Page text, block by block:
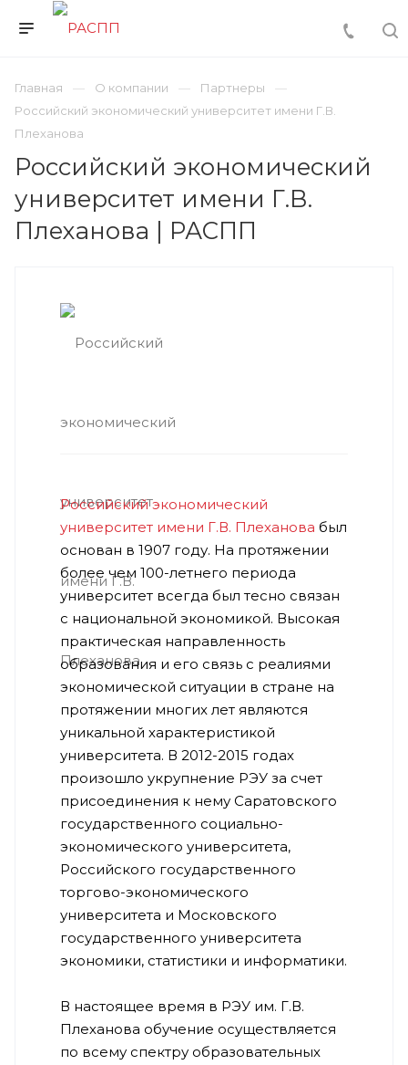
Главная О компании
Партнеры
Российский экономический университет имени Г.В.
Плеханова
Российский экономический
университет имени Г.В.
Плеханова | РАСПП
Российский экономический
университет имени Г.В. Плеханова был
основан в 1907 году. На протяжении
более чем 100-летнего периода
университет всегда был тесно связан
с национальной экономикой. Высокая
практическая направленность
образования и его связь с реалиями
экономической ситуации в стране на
протяжении многих лет являются
уникальной характеристикой
университета. В 2012-2015 годах
произошло укрупнение РЭУ за счет
присоединения к нему Саратовского
государственного социально-
экономического университета,
Российского государственного
торгово-экономического
университета и Московского
государственного университета
экономики, статистики и информатики.
В настоящее время в РЭУ им. Г.В.
Плеханова обучение осуществляется
по всему спектру образовательных